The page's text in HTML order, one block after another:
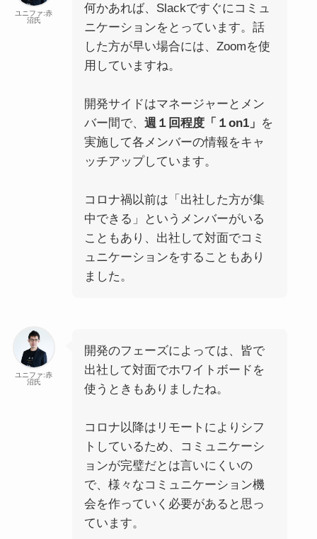
ユニファ:赤
沼氏
何かあれば、Slackですぐにコミュ
ニケーションをとっています。話
した方が早い場合には、Zoomを使
用していますね。
開発サイドはマネージャーとメン
バー間で、 週１回程度「１on1」 を
実施して各メンバーの情報をキャ
ッチアップしています。
コロナ禍以前は「出社した方が集
中できる」というメンバーがいる
こともあり、出社して対面でコミ
ュニケーションをすることもあり
ました。
ユニファ:赤
沼氏
開発のフェーズによっては、皆で
出社して対面でホワイトボードを
使うときもありましたね。
コロナ以降はリモートによりシフ
トしているため、コミュニケーシ
ョンが完璧だとは言いにくいの
で、様々なコミュニケーション機
会を作っていく必要があると思っ
ています。